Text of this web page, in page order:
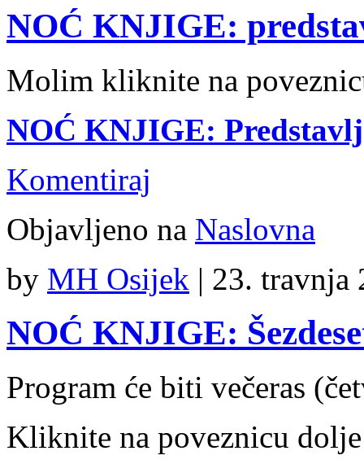
NOĆ KNJIGE:
Molim kliknite na
NOĆ KNJIGE:
Komentiraj
Objavljeno na Naslovna
by MH Osijek | 23. travnja
NOĆ KNJIGE:
Program će biti večeras
Kliknite na poveznicu